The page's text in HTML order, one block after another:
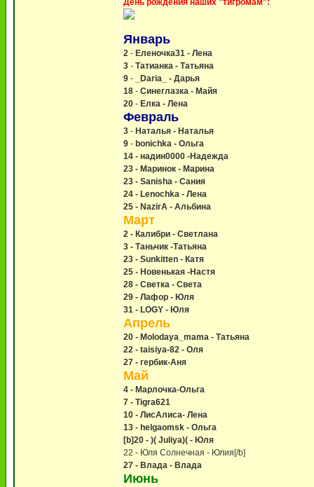
День рождения наших "тигромам":
Январь
2 - Еленочка31 - Лена
3 - Татианка - Татьяна
9 -
_Daria_ - Дарья
18 - Синеглазка - Майя
20 - Елка - Лена
Февраль
3 - Наталья - Наталья
9 - bonichka - Ольга
14 - надин0000 -Надежда
23 - Маринок - Марина
23 - Sanisha - Сания
24 - Lenochka - Лена
25 - NazirA - Альбина
Март
2 - Калибри - Светлана
3 - Таньчик -Татьяна
23 - Sunkitten - Катя
25 - Новенькая -Настя
28 - Светка - Света
29 - Лафор - Юля
31 - LOGY - Юля
Апрель
20 - Molodaya_mama - Татьяна
22 - taisiya-82 - Оля
27 - гербик-Аня
Май
4 - Марлочка-Ольга
7 - Tigra621
10 - ЛисАлиса- Лена
13 - helgaomsk - Ольга
[b]20 - )( Juliya)( - Юля
22 - Юля Солнечная - Юлия[/b]
27 - Влада - Влада
Июнь